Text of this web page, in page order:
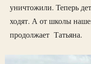
уничтожили. Теперь
ходят. А от школы
продолжает Татьяна.